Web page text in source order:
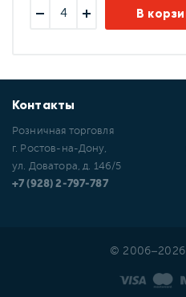
В
Контакты
Розничная торговля
г. Ростов-на-Дону,
ул. Доватора, д. 146/5
+7 (928) 2-797-787
© 2006–2026